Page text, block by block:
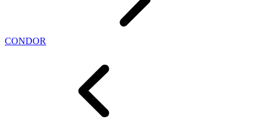
CONDOR